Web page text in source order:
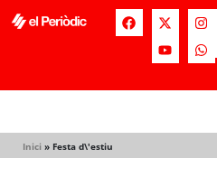
Inici » Festa d\'estiu